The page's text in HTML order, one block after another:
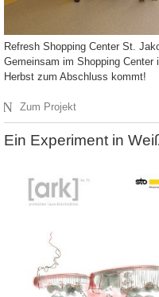
Refresh Shopping Center St.
Gemeinsam im Shopping
Herbst zum Abschluss kommt!
N Zum Projekt
Ein Experiment in